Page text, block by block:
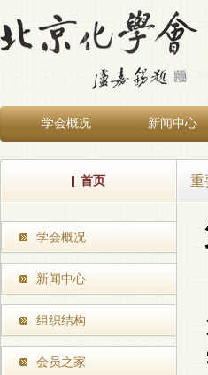
学会概况 新闻中心
首页 重
学会概况
新闻中心
组织结构
会员之家